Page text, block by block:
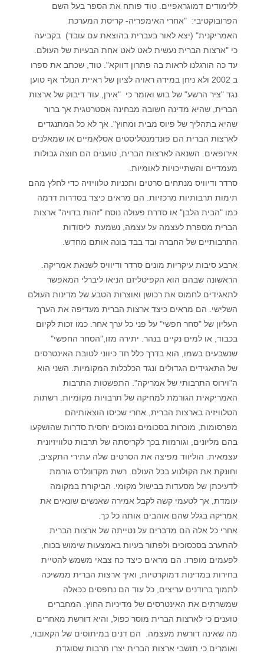
ללימודים דמוגראפיים. טוד פותח את הספר בעל השם
הפרובוקטיבי: "אחרי האימפריה- קריסת המערכת
האמריקנית" (יצא לאור בעברית בהוצאת עם עובד) בקביעה
כי "ארצות הברית נעשית לאט לאט אחת הבעיות של העולם.
עד כה הורגלנו לראות בה פתרון דווקא". טוד, שכתב את ספרו
ב 2002 ולא ניחן במידה ראויה לציון של ראיית הנולד אף טוען
נגד "ציר הרשע" של בוש ואומר כי "אירן, עוד דיבוק של ארצות
הברית, שהיא מדינה חשובה מבחינה אסטרטגית אך ברור
שהיא בתהליך של פיוס מבית ומחוץ". אך לא כל המתנגדים
לארצות הברית הם פונדמנטליסטים אסלאמיים או שמאלנים
אירופאים. השנאה לארצות הברית, טוענים הם חוצה גבולות
מעמדיים והשתייכויות לאומיות.
סרדר ודיוויס מנתחים סרטים ותכניות טלוויזיה כדי לחלץ מהם
תימות תרבותיות מרכזיות. הם מראים כיצד בסדרות דרמה
כמו "הבית הלבן" או סדרת פעולה נוסח "זהות בדויה" ארצות
הברית מספרת לעצמה על עצמה, נשמעת ליסודות
התרבותיים של החברה ובד בבד בונה אותם מחדש.
ארבע סיבות עיקריות מונים סרדר ודיוויס לשנאת אמריקה.
הראשונה שבהם הוא הקפיטליזם הניאו ליברלי המאפשר
לתאגידים לחמוס את רכושן ואוצרות הטבע של מדינות העולם
השלישי. הם מראים כיצד ארצות הברית מעדיפה את הערך
העליון של "סחר חפשי" על פני כל ערך אחר. כמו זכות לקיום
בכבוד, או למים נקיים בנהר. יתירה מזו,"הסחר החפשי"
שנשבעים בשמו, הוא בדרך כלל חד כיווני לטובת האינטרסים
של התאגידים הגדולים ונגד הכלכלות המקומיות. השני הוא
ה"וירוס התרבותי של אמריקה". התפשטות התרבות
האמריקאית הגורמת למחיקה של תרבויות מקומיות. רשתות
הטלוויזיה בארצות הברית, אחרי שכיסו הוצאותיהם
מפרסומות, מוכרות בסכומים נמוכים יחסית סדרות שהושקעו
בהם מליונים, וגורמות בכך לקריסתה של תרבות טלוויזיונית
עצמאית. הוליווד מפיצה את הסרטים שלה עתירי התקציב,
וחונקת את הקולנוע בכל העולם. רשת מקדונלדס גורמת
לדעיכתן של מסעדות בבישול מקומי. הביקורת במקומה
עומדת, אך לטעמי קשה לקבל אמירה שאנשים שונאים את
אמריקה בגלל שהם אוהבים אותה כל כך.
אחרי כל אלה הם מדברים על נטייתה של ארצות הברית
להתערב בסכסוכים ולפתור בעיות באמצעות שימוש בכוח,
לפעמים מופרז. הם מראים כיצד כח צבאי משמש להטיית
בחירות במדינות דמוקרטיות, ואיך ארצות הברית ממשיכה
לתמוך ברודנים עריצים, כל עוד הם נתפסים ככאלה
שמשרתים את האינטרסים של מדיניות החוץ. המחברים
טוענים כי לארצות הברית מוסר כפול, והיא דורשת מאחרים
מה שאינה דורשת מעצמה. הם דנים במיתוסים של הקאובוי,
ואומרים כי תושבי ארצות הברית יצרו תרבות שסוגדת